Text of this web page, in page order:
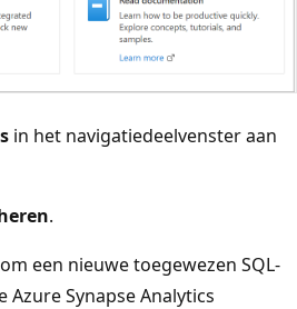
in het navigatiedeelvenster aan
.
om een nieuwe toegewezen SQL-
Azure Synapse Analytics